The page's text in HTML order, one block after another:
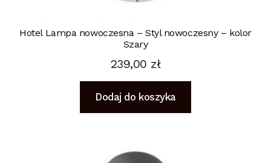
Hotel Lampa nowoczesna – Styl nowoczesny – kolor
Szary
239,00 zł
Dodaj do koszyka